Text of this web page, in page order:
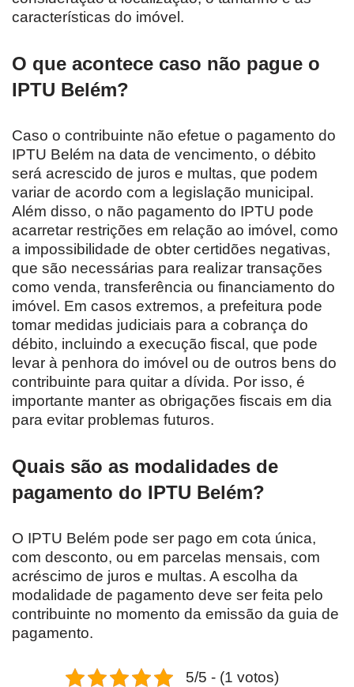
características do imóvel.
O que acontece caso não pague o
IPTU Belém?
Caso o contribuinte não efetue o pagamento do
IPTU Belém na data de vencimento, o débito
será acrescido de juros e multas, que podem
variar de acordo com a legislação municipal.
Além disso, o não pagamento do IPTU pode
acarretar restrições em relação ao imóvel, como
a impossibilidade de obter certidões negativas,
que são necessárias para realizar transações
como venda, transferência ou financiamento do
imóvel. Em casos extremos, a prefeitura pode
tomar medidas judiciais para a cobrança do
débito, incluindo a execução fiscal, que pode
levar à penhora do imóvel ou de outros bens do
contribuinte para quitar a dívida. Por isso, é
importante manter as obrigações fiscais em dia
para evitar problemas futuros.
Quais são as modalidades de
pagamento do IPTU Belém?
O IPTU Belém pode ser pago em cota única,
com desconto, ou em parcelas mensais, com
acréscimo de juros e multas. A escolha da
modalidade de pagamento deve ser feita pelo
contribuinte no momento da emissão da guia de
pagamento.
5/5 - (1 votos)